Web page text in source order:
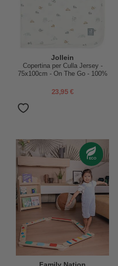
Jollein
Copertina per Culla Jersey -
75x100cm - On The Go - 100%
23,95 €